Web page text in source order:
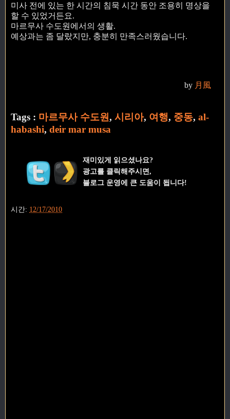
미사 전에 있는 한 시간의 침묵 시간 동안 조용히 명상을
할 수 있었거든요.
마르무사 수도원에서의 생활.
예상과는 좀 달랐지만, 충분히 만족스러웠습니다.
by 月風
Tags : 마르무사 수도원, 시리아, 여행, 중동, al-
habashi, deir mar musa
재미있게 읽으셨나요?
광고를 클릭해주시면,
블로그 운영에 큰 도움이 됩니다!
시간: 12/17/2010